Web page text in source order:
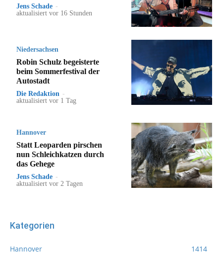
Jens Schade -
aktualisiert vor 16 Stunden
Niedersachsen
Robin Schulz begeisterte
beim Sommerfestival der
Autostadt
Die Redaktion -
aktualisiert vor 1 Tag
Hannover
Statt Leoparden pirschen
nun Schleichkatzen durch
das Gehege
Jens Schade -
aktualisiert vor 2 Tagen
Kategorien
Hannover
1414